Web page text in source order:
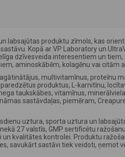
labsajūtas produktu zīmols, kas
Kopā ar VP Laboratory un
dzīvesveida interesentiem un tiem,
aminoskābēm, kolagēnu vai citām
multivitamīnus, proteīnu
produktus, L-karnitīnu,
taukskābes, vitamīnus,
sastāvdaļas, piemēram,
uztura, sporta uztura un
27 valstīs, GMP sertificētu
kvalitātes kontrolei. Produktu
savukārt sastāvi tiek veidoti, ņemot